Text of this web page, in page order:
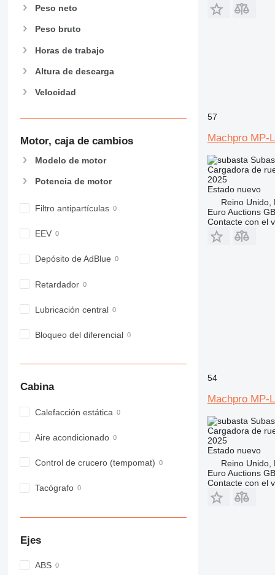
Peso neto
Peso bruto
Horas de trabajo
Altura de descarga
Velocidad
Motor, caja de cambios
Modelo de motor
Potencia de motor
Filtro antipartículas
EEV
Depósito de AdBlue
Retardador
Lubricación central
Bloqueo del diferencial
Cabina
Calefacción estática
Aire acondicionado
Control de crucero (tempomat)
Tacógrafo
Ejes
ABS
57
Machpro MP-
Cargadora de
2025
Estadonuevo
Reino Unido,
Euro Auctions GB
Contacte con el
54
Machpro MP-
Cargadora de
2025
Estadonuevo
Reino Unido,
Euro Auctions GB
Contacte con el